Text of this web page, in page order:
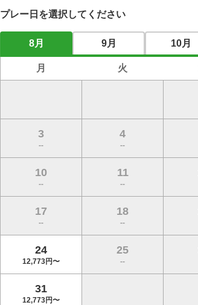
プレー日を選択してください
8月 9月 10月
月 火
3
--
4
--
10
--
11
--
17
--
18
--
24
12,773円〜
25
--
31
12,773円〜